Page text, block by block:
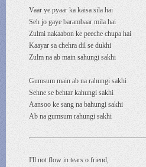
Vaar ye pyaar ka kaisa sila hai
Seh jo gaye barambaar mila hai
Zulmi nakaabon ke peeche chupa hai
Kaayar sa chehra dil se dukhi
Zulm na ab main sahungi sakhi
Gumsum main ab na rahungi sakhi
Sehne se behtar kahungi sakhi
Aansoo ke sang na bahungi sakhi
Ab na gumsum rahungi sakhi
I'll not flow in tears o friend,